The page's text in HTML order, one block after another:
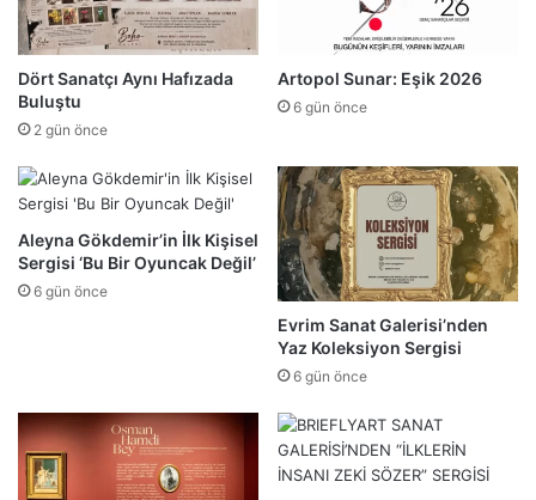
Dört Sanatçı Aynı Hafızada
Buluştu
2 gün önce
Artopol Sunar: Eşik 2026
6 gün önce
Aleyna Gökdemir’in İlk Kişisel
Sergisi ‘Bu Bir Oyuncak Değil’
6 gün önce
Evrim Sanat Galerisi’nden
Yaz Koleksiyon Sergisi
6 gün önce